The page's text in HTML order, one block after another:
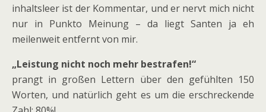
inhaltsleer ist der Kommentar, und er nervt mich nicht
nur in Punkto Meinung – da liegt Santen ja eh
meilenweit entfernt von mir.
„Leistung nicht noch mehr bestrafen!“
prangt in großen Lettern über den gefühlten 150
Worten, und natürlich geht es um die erschreckende